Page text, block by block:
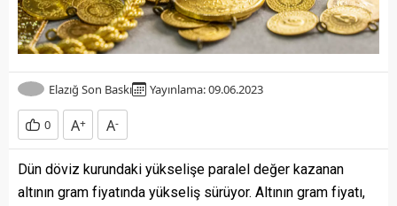
Elazığ Son Baskı Yayınlama: 09.06.2023
0 A+ A-
Dün döviz kurundaki yükselişe paralel değer kazanan
altının gram fiyatında yükseliş sürüyor. Altının gram fiyatı,